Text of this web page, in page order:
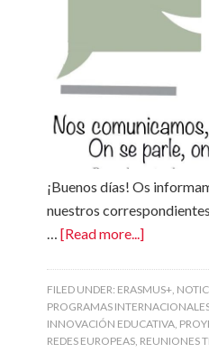
¡Buenos días! Os
nuestros
…[Read more...]
FILED UNDER: ERASMUS+
PROGRAMAS
INNOVACIÓN EDUCATIVA
REDES EUROPEAS REUNIONES